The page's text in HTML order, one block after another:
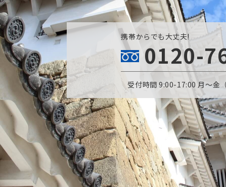
携帯からでも大丈夫!
0120-
受付時間 9:00-17:00 月〜金